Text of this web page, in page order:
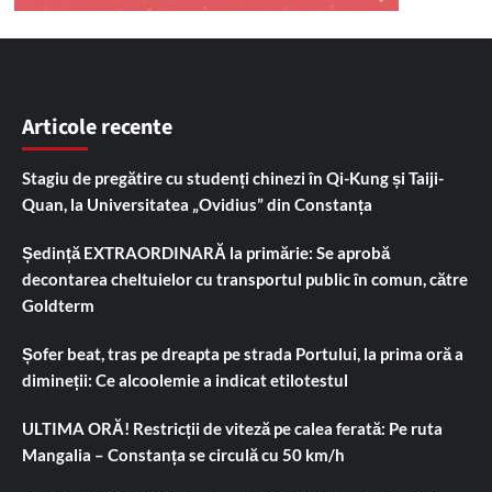
Articole recente
Stagiu de pregătire cu studenți chinezi în Qi-Kung și Taiji-
Quan, la Universitatea „Ovidius” din Constanța
Ședință EXTRAORDINARĂ la primărie: Se aprobă
decontarea cheltuielor cu transportul public în comun, către
Goldterm
Șofer beat, tras pe dreapta pe strada Portului, la prima oră a
dimineții: Ce alcoolemie a indicat etilotestul
ULTIMA ORĂ! Restricții de viteză pe calea ferată: Pe ruta
Mangalia – Constanța se circulă cu 50 km/h